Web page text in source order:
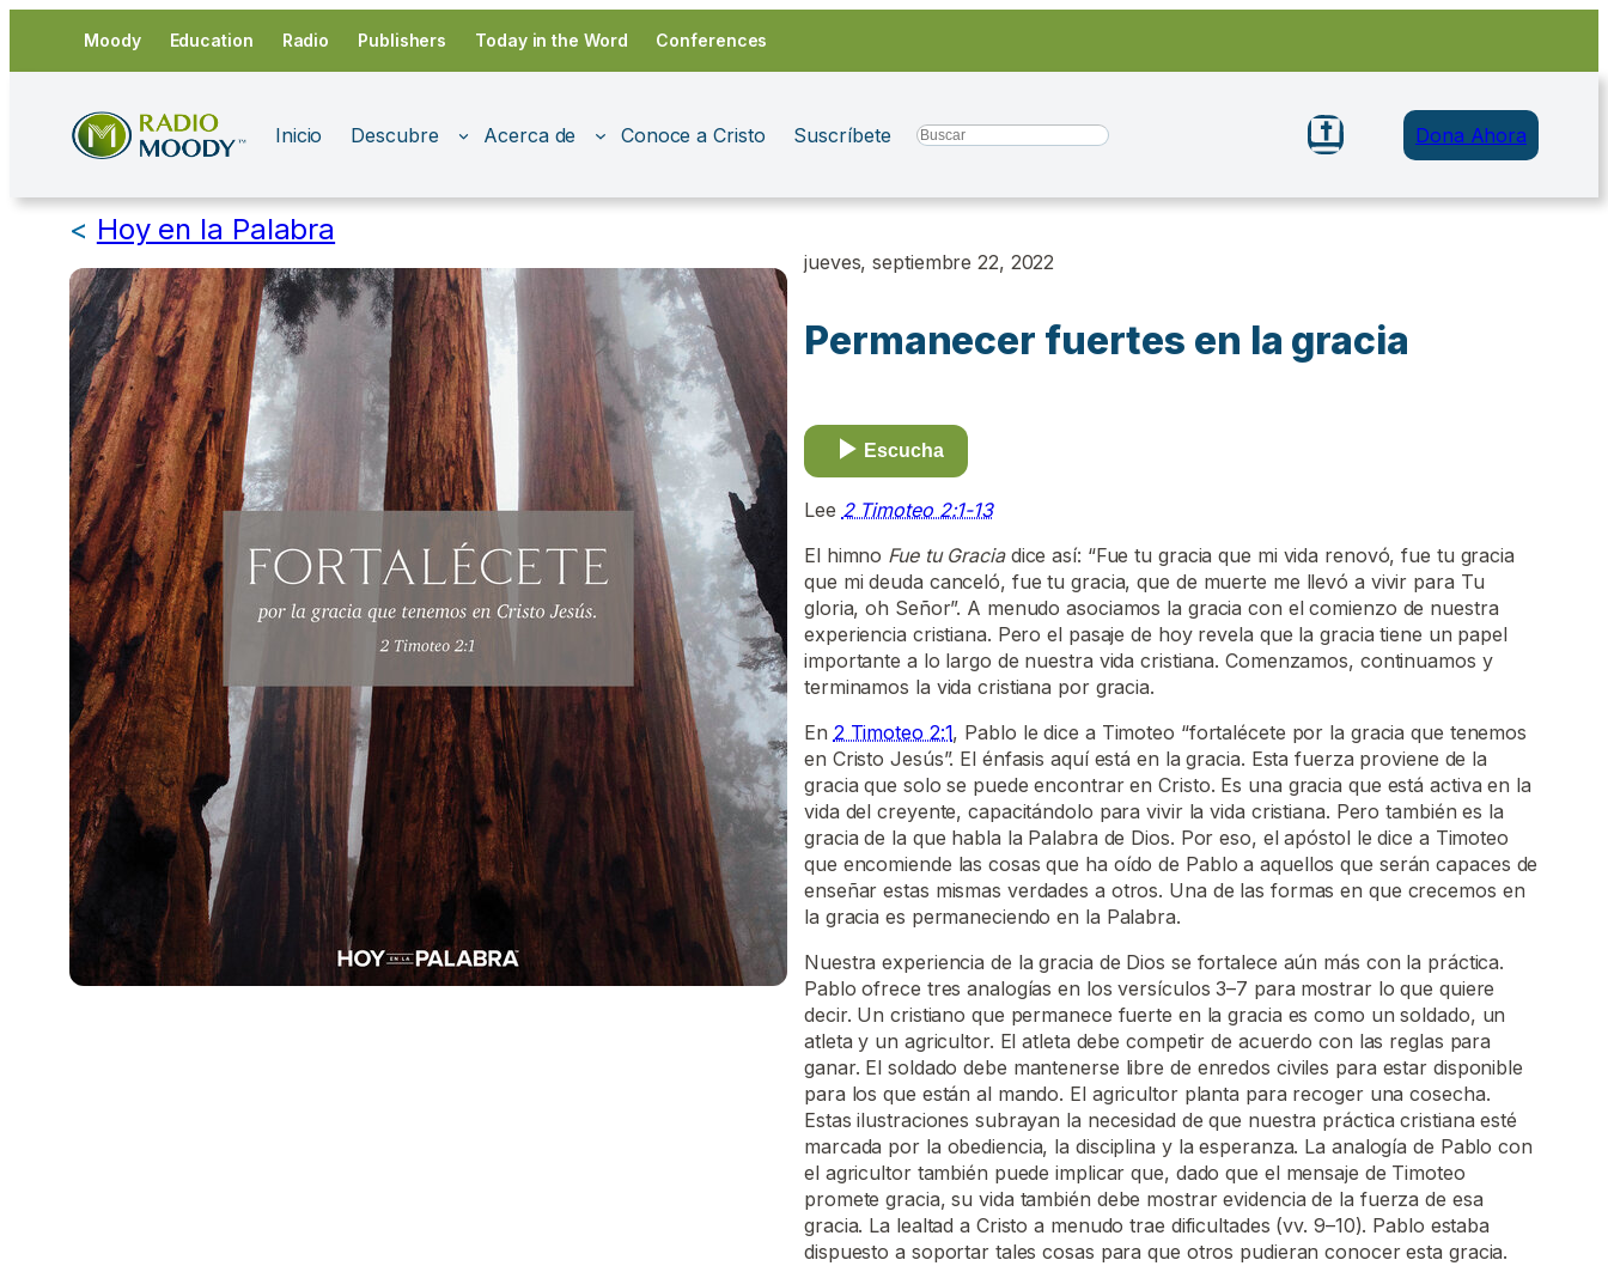
contenido
Moody Education Radio Publishers Today in the Word Conferences
Inicio Descubre Acerca de Conoce a Cristo Suscríbete Search Dona Ahora
< Hoy en la Palabra
jueves, septiembre 22, 2022
Permanecer fuertes en la gracia
Escucha
Lee 2 Timoteo 2:1-13
El himno Fue tu Graciadice así: “Fue tu gracia que mi vida renovó, fue tu gracia
que mi deuda canceló, fue tu gracia, que de muerte me llevó a vivir para Tu
gloria, oh Señor”. A menudo asociamos la gracia con el comienzo de nuestra
experiencia cristiana. Pero el pasaje de hoy revela que la gracia tiene un papel
importante a lo largo de nuestra vida cristiana. Comenzamos, continuamos y
terminamos la vida cristiana por gracia.
En 2 Timoteo 2:1, Pablo le dice a Timoteo “fortalécete por la gracia que tenemos
en Cristo Jesús”. El énfasis aquí está en la gracia. Esta fuerza proviene de la
gracia que solo se puede encontrar en Cristo. Es una gracia que está activa en la
vida del creyente, capacitándolo para vivir la vida cristiana. Pero también es la
gracia de la que habla la Palabra de Dios. Por eso, el apóstol le dice a Timoteo
que encomiende las cosas que ha oído de Pablo a aquellos que serán capaces de
enseñar estas mismas verdades a otros. Una de las formas en que crecemos en
la gracia es permaneciendo en la Palabra.
Nuestra experiencia de la gracia de Dios se fortalece aún más con la práctica.
Pablo ofrece tres analogías en los versículos 3–7 para mostrar lo que quiere
decir. Un cristiano que permanece fuerte en la gracia es como un soldado, un
atleta y un agricultor. El atleta debe competir de acuerdo con las reglas para
ganar. El soldado debe mantenerse libre de enredos civiles para estar disponible
para los que están al mando. El agricultor planta para recoger una cosecha.
Estas ilustraciones subrayan la necesidad de que nuestra práctica cristiana esté
marcada por la obediencia, la disciplina y la esperanza. La analogía de Pablo con
el agricultor también puede implicar que, dado que el mensaje de Timoteo
promete gracia, su vida también debe mostrar evidencia de la fuerza de esa
gracia. La lealtad a Cristo a menudo trae dificultades (vv. 9–10). Pablo estaba
dispuesto a soportar tales cosas para que otros pudieran conocer esta gracia.